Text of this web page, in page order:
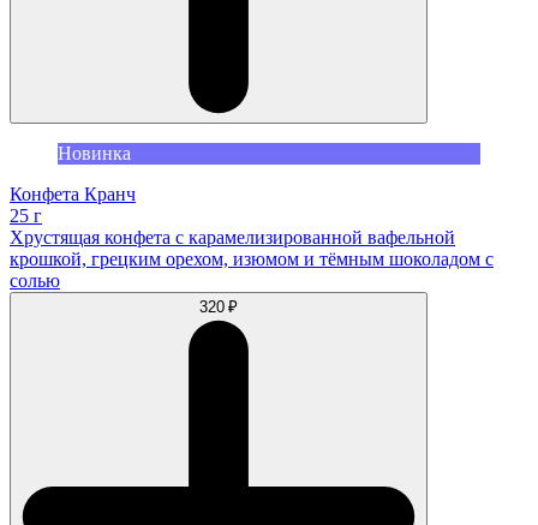
Новинка
Конфета Кранч
25 г
Хрустящая конфета с карамелизированной вафельной
крошкой, грецким орехом, изюмом и тёмным шоколадом с
солью
320 ₽